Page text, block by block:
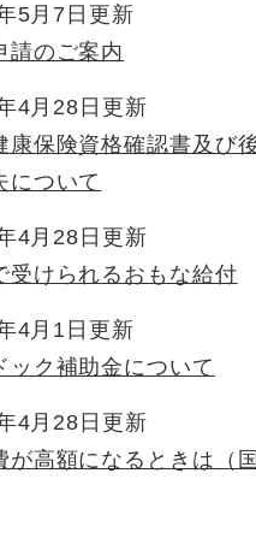
5月7日更新
請のご案内
4月28日更新
康保険資格確認書及び
について
4月28日更新
受けられるおもな給付
4月1日更新
ック補助金について
4月28日更新
が高額になるときは（